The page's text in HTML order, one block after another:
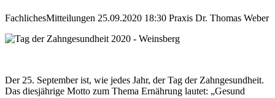
FachlichesMitteilungen 25.09.2020 18:30 Praxis Dr. Thomas Weber
Der 25. September ist, wie jedes Jahr, der Tag der Zahngesundheit.
Das diesjährige Motto zum Thema Ernährung lautet: „Gesund